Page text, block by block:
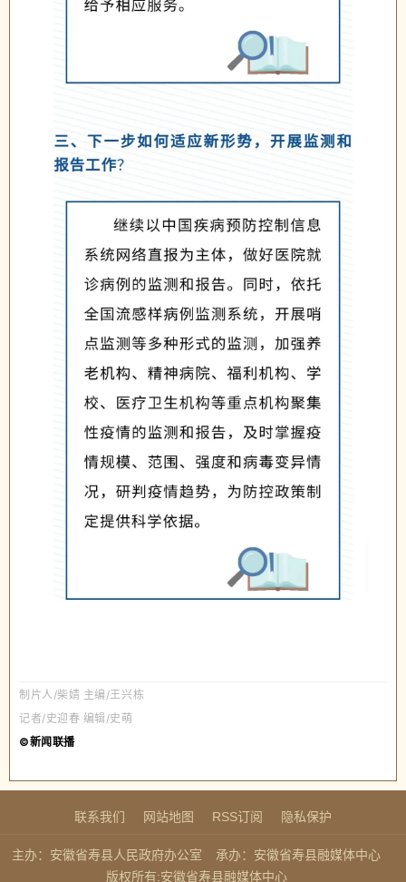
制片人/柴婧 主编 /王兴栋
记者/史迎春 编辑/史萌
©新闻联播
联系我们 网站地图 RSS订阅 隐私保护
主办：安徽省寿县人民政府办公室
承办：安徽省寿县融媒体中心
版权所有:安徽省寿县融媒体中心